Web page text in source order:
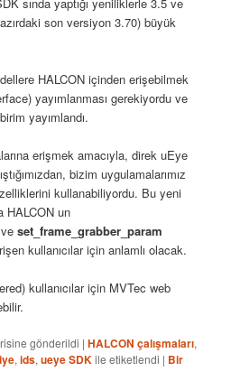
son versiyon 3.70) büyük
HALCON içinden erişebilmek
yayımlanması gerekiyordu ve
yayımlandı.
erişmek amacıyla, direk uEye
bizim uygulamalarımız
kullanabiliyordu. Bu yeni
HALCON un
veset_frame_grabber_param
kullanıcılar için anlamlı olacak.
kullanıcılar için MVTec web
gönderildi |HALCON çalışmaları,
,ids,ueye SDKile etiketlendi | Bir